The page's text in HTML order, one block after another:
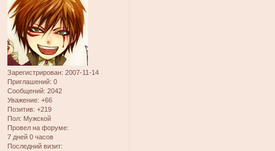
Зарегистрирован: 2007-11-14
Приглашений: 0
Сообщений: 2042
Уважение: +66
Позитив: +219
Пол: Мужской
Провел на форуме:
7 дней 0 часов
Последний визит: